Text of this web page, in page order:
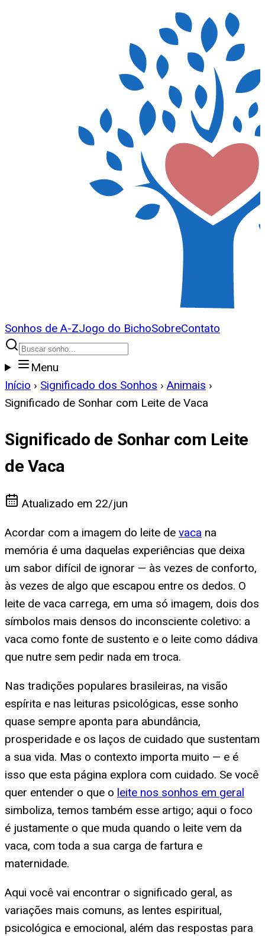
Sonhos de A-ZJogo do BichoSobreContato
Menu
Início › Significado dos Sonhos › Animais ›
Significado de Sonhar com Leite de Vaca
Significado de Sonhar com Leite
de Vaca
Atualizado em 22/jun
Acordar com a imagem do leite de vaca na
memória é uma daquelas experiências que deixa
um sabor difícil de ignorar — às vezes de conforto,
às vezes de algo que escapou entre os dedos. O
leite de vaca carrega, em uma só imagem, dois dos
símbolos mais densos do inconsciente coletivo: a
vaca como fonte de sustento e o leite como dádiva
que nutre sem pedir nada em troca.
Nas tradições populares brasileiras, na visão
espírita e nas leituras psicológicas, esse sonho
quase sempre aponta para abundância,
prosperidade e os laços de cuidado que sustentam
a sua vida. Mas o contexto importa muito — e é
isso que esta página explora com cuidado. Se você
quer entender o que o leite nos sonhos em geral
simboliza, temos também esse artigo; aqui o foco
é justamente o que muda quando o leite vem da
vaca, com toda a sua carga de fartura e
maternidade.
Aqui você vai encontrar o significado geral, as
variações mais comuns, as lentes espiritual,
psicológica e emocional, além das respostas para